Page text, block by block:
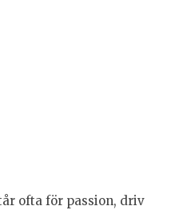
ofta för passion, driv